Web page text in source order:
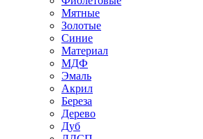
Мятные
Золотые
Синие
Материал
МДФ
Эмаль
Акрил
Береза
Дерево
Дуб